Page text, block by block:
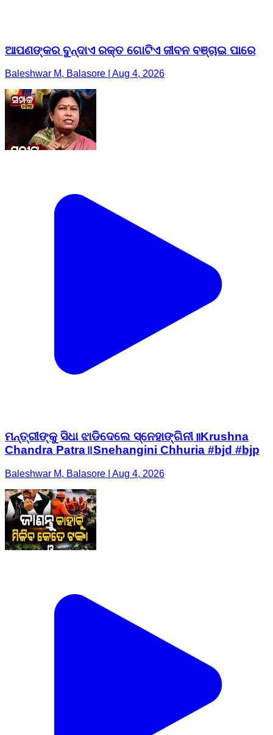
ଆପଣଙ୍କର ବୁନ୍ଦାଏ ରକ୍ତ ଗୋଟିଏ ଜୀବନ ବଞ୍ଚାଇ ପାରେ
Baleshwar M, Balasore | Aug 4, 2026
ମନ୍ତ୍ରୀଙ୍କୁ ସିଧା ଝାଡିଦେଲେ ସ୍ନେହାଙ୍ଗିନୀ॥Krushna
Chandra Patra॥Snehangini Chhuria #bjd #bjp
Baleshwar M, Balasore | Aug 4, 2026